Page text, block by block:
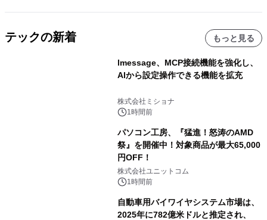
テックの新着 もっと見る
lmessage、MCP接続機能を強化し、
AIから設定操作できる機能を拡充
株式会社ミショナ
1時間前
パソコン工房、『猛進！怒涛のAMD
祭』を開催中！対象商品が最大65,000
円OFF！
株式会社ユニットコム
1時間前
自動車用バイワイヤシステム市場は、
2025年に782億米ドルと推定され、